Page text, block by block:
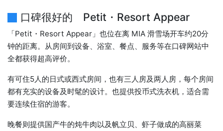
口碑很好的 Petit・Resort Appear
「Petit・Resort Appear」也位在离 MIA 滑雪场开车约20分
钟的距离。从房间到设备、浴室、餐点、服务等在口碑网站中
全都获得超高评价。
有可住5人的日式或西式房间，也有三人房及两人房，每个房间
都有充实的设备及时髦的设计。也提供投币式洗衣机，适合需
要连续住宿的游客。
晚餐则提供国产牛的炖牛肉以及帆立贝、虾子做成的高丽菜